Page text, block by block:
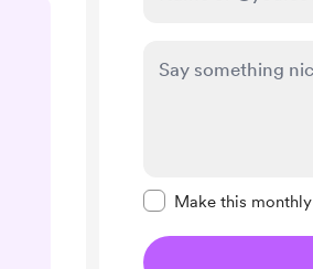
Make this monthly